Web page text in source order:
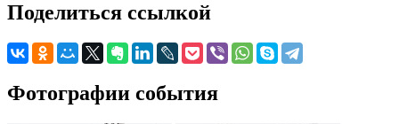
Поделиться ссылкой
Фотографии события